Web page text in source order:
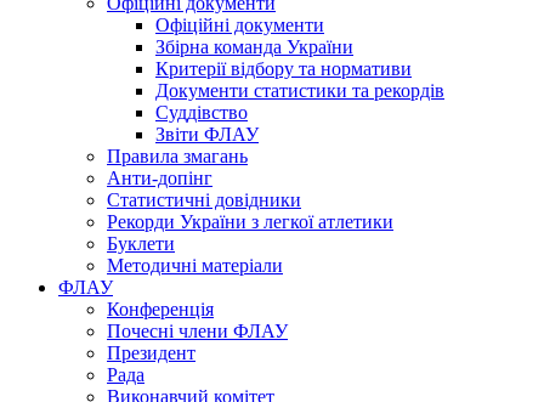
Офіційні документи
Збірна команда України
Критерії відбору та нормативи
Документи статистики та рекордів
Суддівство
Звіти ФЛАУ
Правила змагань
Анти-допінг
Статистичні довідники
Рекорди України з легкої атлетики
Буклети
Методичні матеріали
ФЛАУ
Конференція
Почесні члени ФЛАУ
Президент
Рада
Виконавчий комітет